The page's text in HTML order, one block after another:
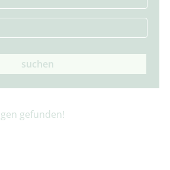
suchen
gefunden!